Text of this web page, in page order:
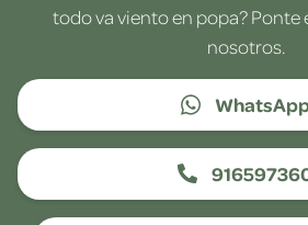
todo va viento en popa?
nosotros.